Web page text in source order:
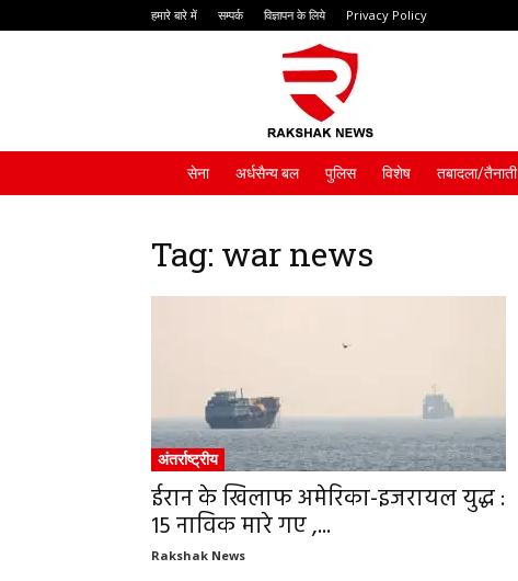
हमारे बारे में सम्पर्क विज्ञापन के लिये Privacy Policy
सेना अर्धसैन्य बल पुलिस विशेष तबादला/तैनाती
Tag: war news
अंतर्राष्ट्रीय
ईरान के खिलाफ अमेरिका-इजरायल युद्ध :
15 नाविक मारे गए ,...
Rakshak News